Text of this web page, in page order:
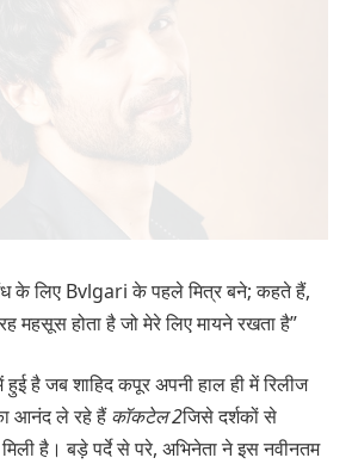
के लिए Bvlgari के पहले मित्र बने; कहते हैं,
महसूस होता है जो मेरे लिए मायने रखता है”
है जब शाहिद कपूर अपनी हाल ही में रिलीज
आनंद ले रहे हैंकॉकटेल 2जिसे दर्शकों से
है। बड़े पर्दे से परे, अभिनेता ने इस नवीनतम